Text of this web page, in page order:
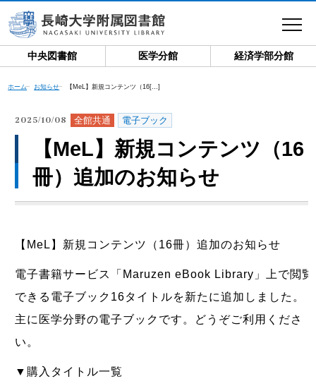
中央図書館 医学分館 経済学部分館
toggle
ホーム お知らせ 【MeL】新規コンテンツ（16[…]
2025/10/08 全館共通 電子ブック
【MeL】新規コンテンツ（16
冊）追加のお知らせ
【MeL】新規コンテンツ（16冊）追加のお知らせ
電子書籍サービス「Maruzen eBook Library」上で閲覧
できる電子ブック16タイトルを新たに追加しました。
主に医学分野の電子ブックです。どうぞご利用くださ
い。
▼購入タイトル一覧